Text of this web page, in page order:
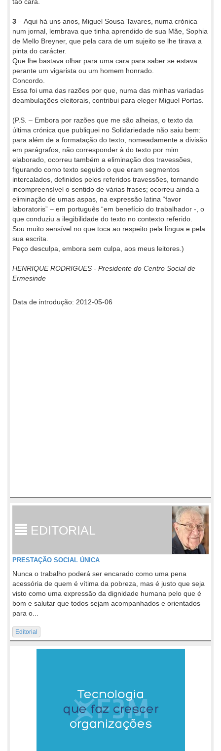
3 – Aqui há uns anos, Miguel Sousa Tavares, numa crónica
num jornal, lembrava que tinha aprendido de sua Mãe, Sophia
de Mello Breyner, que pela cara de um sujeito se lhe tirava a
pinta do carácter.
Que lhe bastava olhar para uma cara para saber se estava
perante um vigarista ou um homem honrado.
Concordo.
Essa foi uma das razões por que, numa das minhas variadas
deambulações eleitorais, contribui para eleger Miguel Portas.
(P.S. – Embora por razões que me são alheias, o texto da
última crónica que publiquei no Solidariedade não saiu bem:
para além de a formatação do texto, nomeadamente a divisão
em parágrafos, não corresponder à do texto por mim
elaborado, ocorreu também a eliminação dos travessões,
figurando como texto seguido o que eram segmentos
intercalados, definidos pelos referidos travessões, tornando
incompreensível o sentido de várias frases; ocorreu ainda a
eliminação de umas aspas, na expressão latina “favor
laboratoris” – em português “em benefício do trabalhador -, o
que conduziu a ilegibilidade do texto no contexto referido.
Sou muito sensível no que toca ao respeito pela língua e pela
sua escrita.
Peço desculpa, embora sem culpa, aos meus leitores.)
HENRIQUE RODRIGUES - Presidente do Centro Social de
Ermesinde
Data de introdução: 2012-05-06
EDITORIAL
PRESTAÇÃO SOCIAL ÚNICA
Nunca o trabalho poderá ser encarado como uma pena
acessória de quem é vítima da pobreza, mas é justo que seja
visto como uma expressão da dignidade humana pelo que é
bom e salutar que todos sejam acompanhados e orientados
para o...
Editorial